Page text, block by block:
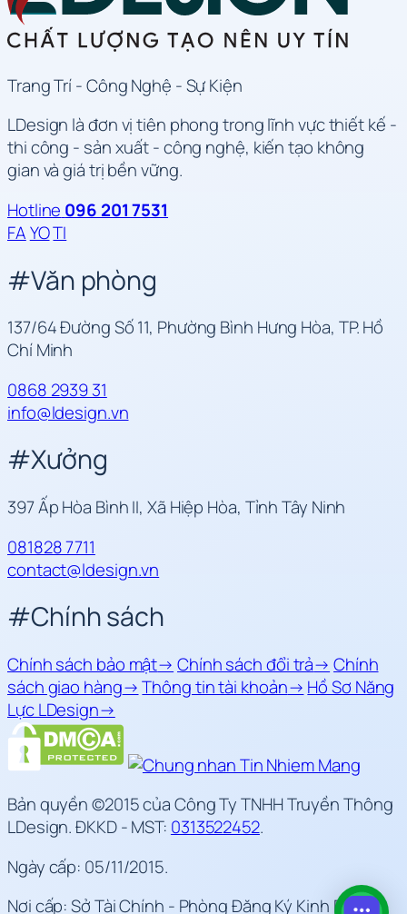
Trang Trí - Công Nghệ - Sự Kiện
LDesign là đơn vị tiên phong trong lĩnh vực thiết kế -
thi công - sản xuất - công nghệ, kiến tạo không
gian và giá trị bền vững.
Hotline 096 201 7531
FAYOTI
#Văn phòng
137/64 Đường Số 11, Phường Bình Hưng Hòa, TP. Hồ
Chí Minh
0868 2939 31
info@ldesign.vn
#Xưởng
397 Ấp Hòa Bình II, Xã Hiệp Hòa, Tỉnh Tây Ninh
081828 7711
contact@ldesign.vn
#Chính sách
Chính sách bảo mật→ Chính sách đổi trả→ Chính
sách giao hàng→ Thông tin tài khoản→ Hồ Sơ Năng
Lực LDesign→
Bản quyền ©2015 của Công Ty TNHH Truyền Thông
LDesign. ĐKKD - MST: 0313522452.
Ngày cấp: 05/11/2015.
Nơi cấp: Sở Tài Chính - Phòng Đăng Ký Kinh Doanh